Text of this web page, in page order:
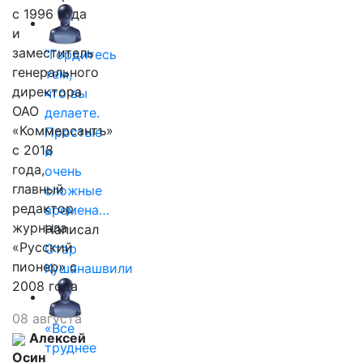
"Гордитесь
тем,
что вы
делаете.
Простые
и
очень
сложные
времена…
Написал
Отар
Кушанашвили
«Все
труднее
с 1996 года
и
заместитель
генерального
директора
ОАО
«Коммерсантъ»
с 2018
года,
главный
редактор
журнала
«Русский
пионер» с
2008 года
08 августа
Алексей
Осин